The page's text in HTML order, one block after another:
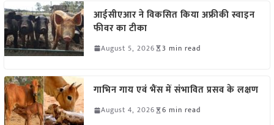
आईसीएआर ने विकसित किया अफ्रीकी स्वाइन
फीवर का टीका
August 5, 2026 3 min read
गाभिन गाय एवं भैंस में संभावित प्रसव के लक्षण
August 4, 2026 6 min read